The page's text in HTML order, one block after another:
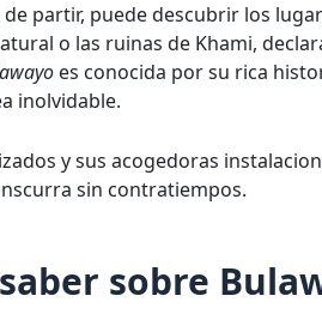
partir, puede descubrir los
o las ruinas de Khami,
es conocida por su rica
inolvidable.
y sus acogedoras
sin contratiempos.
sobre